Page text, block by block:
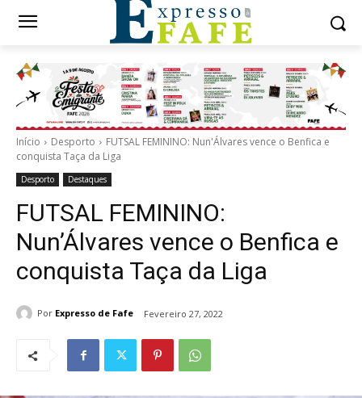
Início Desporto
FUTSAL FEMININO: Nun'Álvares vence o Benfica e
conquista Taça da Liga
Desporto Destaques
FUTSAL FEMININO:
Nun’Álvares vence o Benfica e
conquista Taça da Liga
Por Expresso de Fafe Fevereiro 27, 2022